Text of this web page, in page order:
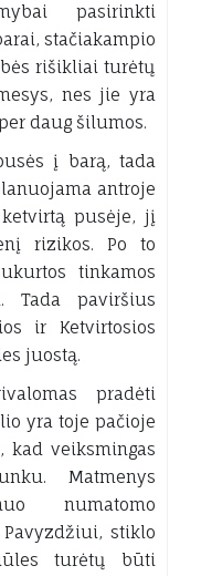
pasirinkti
stačiakampio
rišikliai turėtų
nes jie yra
daug šilumos.
į barą, tada
antroje
pusėje, jį
rizikos. Po to
tinkamos
Tada paviršius
ir Ketvirtosios
juostą.
pradėti
yra toje pačioje
kad veiksmingas
Matmenys
numatomo
stiklo
turėtų būti